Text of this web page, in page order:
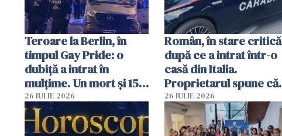
Teroare la Berlin, în
timpul Gay Pride: o
dubiță a intrat în
mulțime. Un mort și 15
răniți
26 IULIE 2026
Român, în stare critică
după ce a intrat într-o
casă din Italia.
Proprietarul spune că
s-a apărat cu un cuțit
26 IULIE 2026